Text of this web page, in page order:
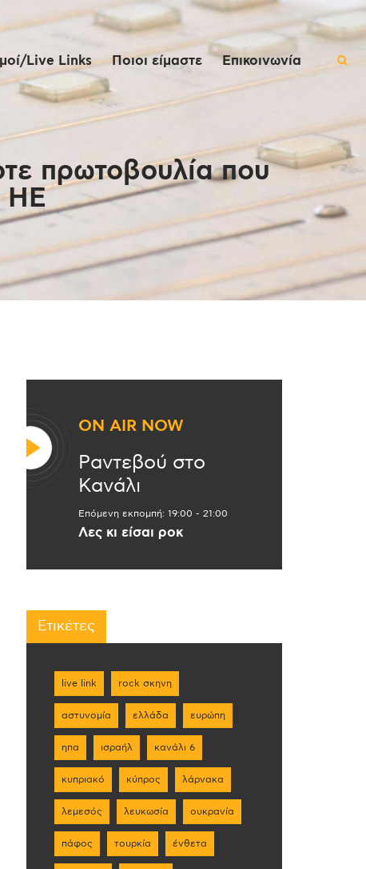
Live Links Ποιοι είμαστε Επικοινωνία
πρωτοβουλία που
ΗΕ
ON AIR NOW
Ραντεβού στο
Κανάλι
Επόμενη εκπομπή: 19:00 - 21:00
Λες κι είσαι ροκ
Ετικέτες
live link rock σκηνη
αστυνομία ελλάδα ευρώπη
ηπα ισραήλ κανάλι 6
κυπριακό κύπρος λάρνακα
λεμεσός λευκωσία ουκρανία
πάφος τουρκία ένθετα